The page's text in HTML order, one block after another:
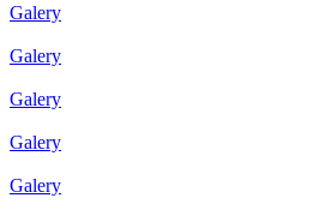
Galery
Galery
Galery
Galery
Galery